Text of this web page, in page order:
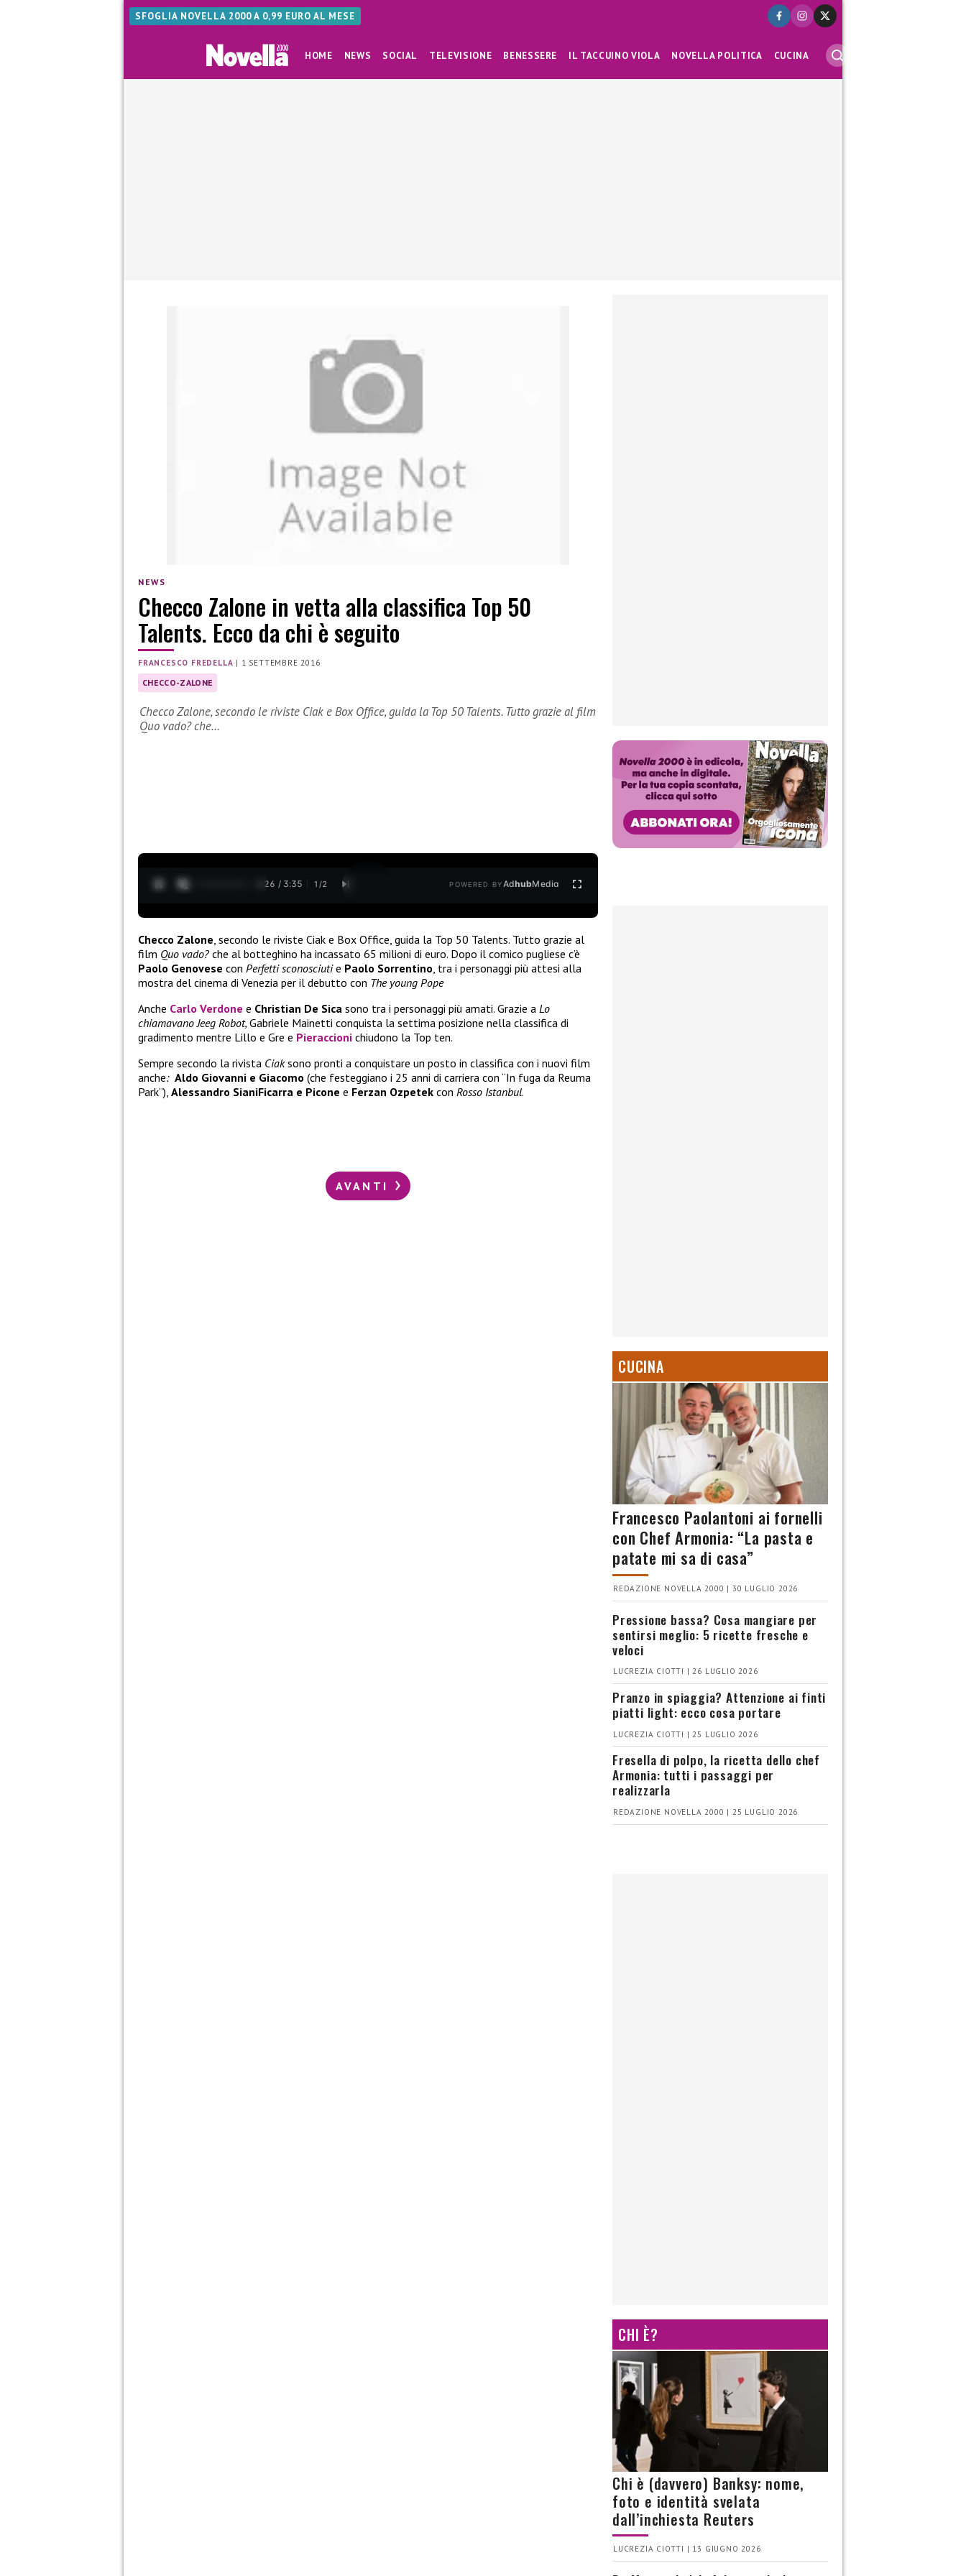
SFOGLIA NOVELLA 2000 A 0,99 EURO AL MESE
HOME NEWS SOCIAL TELEVISIONE BENESSERE IL TACCUINO VIOLA NOVELLA POLITICA CUCINA
NEWS
Checco Zalone in vetta alla classifica Top 50
Talents. Ecco da chi è seguito
FRANCESCO FREDELLA | 1 SETTEMBRE 2016
CHECCO-ZALONE
Checco Zalone, secondo le riviste Ciak e Box Office, guida la Top 50 Talents. Tutto grazie al film
Quo vado? che…
0:27 / 3:35 1 /2 POWERED BYAdhubMedia
Checco Zalone , secondo le riviste Ciak e Box Office, guida la Top 50 Talents. Tutto grazie al
film Quo vado? che al botteghino ha incassato 65 milioni di euro. Dopo il comico pugliese c’è
Paolo Genovese con Perfetti sconosciutie Paolo Sorrentino , tra i personaggi più attesi alla
mostra del cinema di Venezia per il debutto con The young Pope
Anche Carlo Verdone e Christian De Sica sono tra i personaggi più amati. Grazie a Lo
chiamavano Jeeg Robot, Gabriele Mainetti conquista la settima posizione nella classifica di
gradimento mentre Lillo e Gre e Pieraccioni chiudono la Top ten.
Sempre secondo la rivista Ciaksono pronti a conquistare un posto in classifica con i nuovi film
anche: Aldo Giovanni e Giacomo (che festeggiano i 25 anni di carriera con “In fuga da Reuma
Park”), Alessandro SianiFicarra e Picone e Ferzan Ozpetek con Rosso Istanbul.
AVANTI
CUCINA
Francesco Paolantoni ai fornelli
con Chef Armonia: “La pasta e
patate mi sa di casa”
REDAZIONE NOVELLA 2000 | 30 LUGLIO 2026
Pressione bassa? Cosa mangiare per
sentirsi meglio: 5 ricette fresche e
veloci
LUCREZIA CIOTTI | 26 LUGLIO 2026
Pranzo in spiaggia? Attenzione ai finti
piatti light: ecco cosa portare
LUCREZIA CIOTTI | 25 LUGLIO 2026
Fresella di polpo, la ricetta dello chef
Armonia: tutti i passaggi per
realizzarla
REDAZIONE NOVELLA 2000 | 25 LUGLIO 2026
CHI È?
Chi è (davvero) Banksy: nome,
foto e identità svelata
dall’inchiesta Reuters
LUCREZIA CIOTTI | 13 GIUGNO 2026